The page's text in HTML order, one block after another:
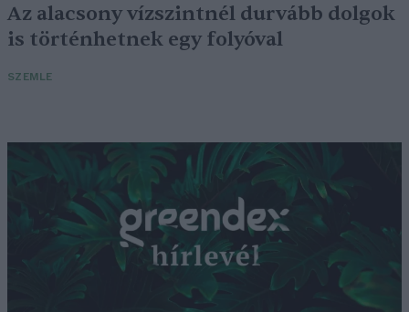
Az alacsony vízszintnél durvább dolgok
is történhetnek egy folyóval
SZEMLE